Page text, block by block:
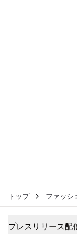
トップ ファッシ
プレスリリース配